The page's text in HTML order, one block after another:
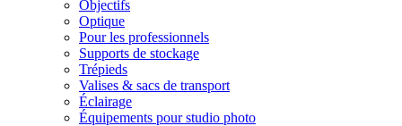
Objectifs
Optique
Pour les professionnels
Supports de stockage
Trépieds
Valises & sacs de transport
Éclairage
Équipements pour studio photo